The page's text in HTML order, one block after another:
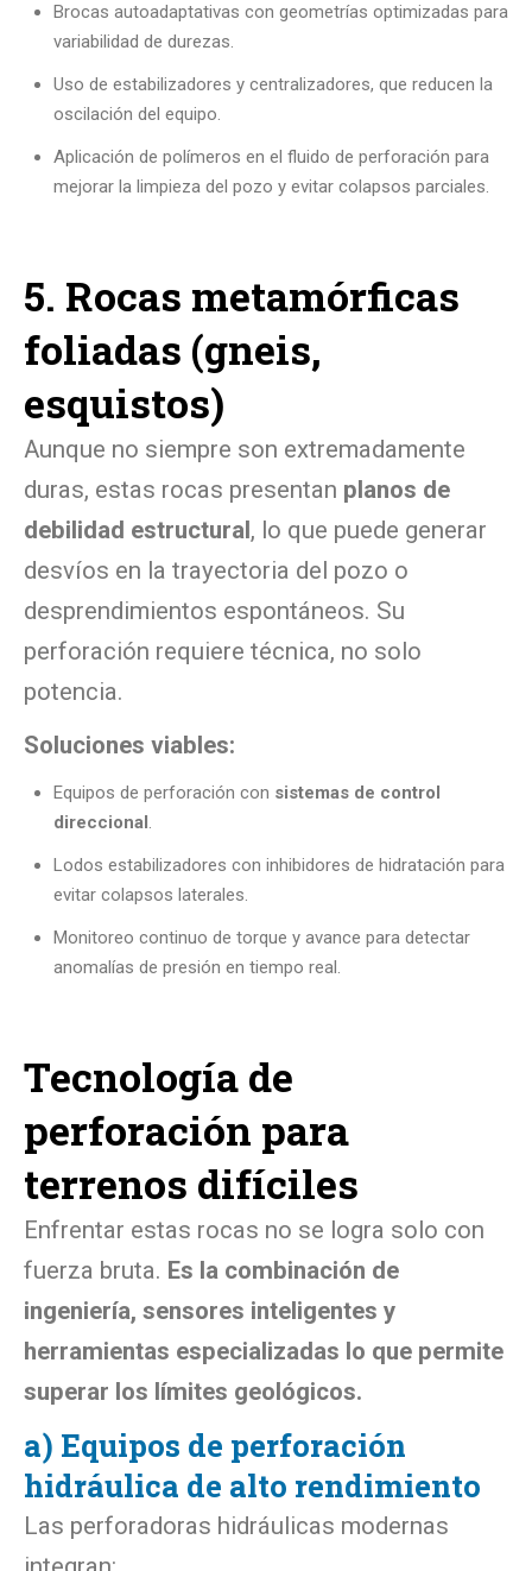
Brocas autoadaptativas con geometrías optimizadas para
variabilidad de durezas.
Uso de estabilizadores y centralizadores, que reducen la
oscilación del equipo.
Aplicación de polímeros en el fluido de perforación para
mejorar la limpieza del pozo y evitar colapsos parciales.
5. Rocas metamórficas
foliadas (gneis,
esquistos)
Aunque no siempre son extremadamente
duras, estas rocas presentan planos de
debilidad estructural , lo que puede generar
desvíos en la trayectoria del pozo o
desprendimientos espontáneos. Su
perforación requiere técnica, no solo
potencia.
Soluciones viables:
Equipos de perforación con sistemas de control
direccional .
Lodos estabilizadores con inhibidores de hidratación para
evitar colapsos laterales.
Monitoreo continuo de torque y avance para detectar
anomalías de presión en tiempo real.
Tecnología de
perforación para
terrenos difíciles
Enfrentar estas rocas no se logra solo con
fuerza bruta. Es la combinación de
ingeniería, sensores inteligentes y
herramientas especializadas lo que permite
superar los límites geológicos.
a) Equipos de perforación
hidráulica de alto rendimiento
Las perforadoras hidráulicas modernas